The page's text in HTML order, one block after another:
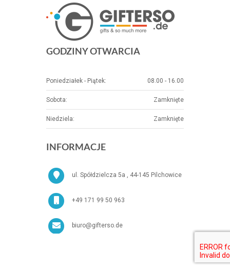
GODZINY OTWARCIA
Poniedziałek - Piątek: 08.00 - 16.00
Sobota: Zamknięte
Niedziela: Zamknięte
INFORMACJE
ul. Spółdzielcza 5a , 44-145 Pilchowice
+49 171 99 50 963
biuro@gifterso.de